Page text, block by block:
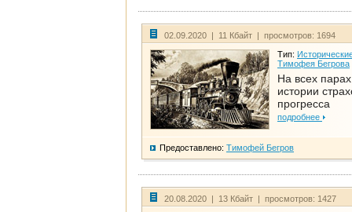
02.09.2020 | 11 Кбайт | просмотров: 1694
Тип:
Тимофея Бегрова
На всех
истории
прогресса
подробнее
Предоставлено: Тимофей Бегров
20.08.2020 | 13 Кбайт | просмотров: 1427